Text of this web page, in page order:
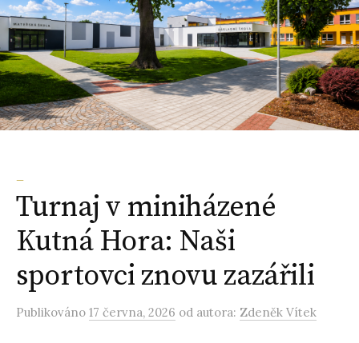
h
l
e
Turnaj v miniházené
Kutná Hora: Naši
sportovci znovu zazářili
Publikováno 17 června, 2026 od autora: Zdeněk Vítek